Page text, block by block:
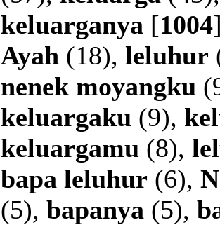
keluarganya [1004
Ayah (18), leluhur
nenek moyangku
keluargaku (9),
keluargamu (8),
bapa leluhur (6),
(5), bapanya (5),